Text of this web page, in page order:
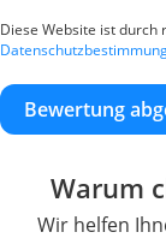
Diese Website ist durch
Bewertung
Warum
Wir helfen